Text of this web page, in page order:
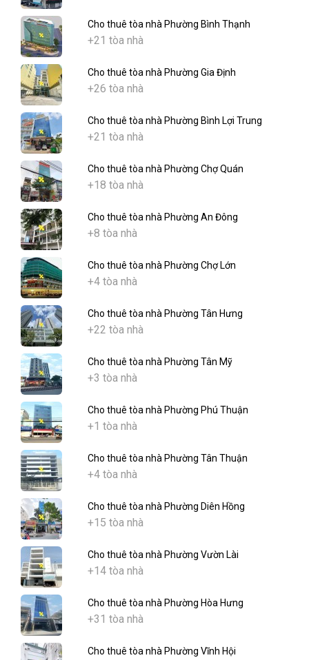
Cho thuê tòa nhà Phường Bình Thạnh
+21 tòa nhà
Cho thuê tòa nhà Phường Gia Định
+26 tòa nhà
Cho thuê tòa nhà Phường Bình Lợi Trung
+21 tòa nhà
Cho thuê tòa nhà Phường Chợ Quán
+18 tòa nhà
Cho thuê tòa nhà Phường An Đông
+8 tòa nhà
Cho thuê tòa nhà Phường Chợ Lớn
+4 tòa nhà
Cho thuê tòa nhà Phường Tân Hưng
+22 tòa nhà
Cho thuê tòa nhà Phường Tân Mỹ
+3 tòa nhà
Cho thuê tòa nhà Phường Phú Thuận
+1 tòa nhà
Cho thuê tòa nhà Phường Tân Thuận
+4 tòa nhà
Cho thuê tòa nhà Phường Diên Hồng
+15 tòa nhà
Cho thuê tòa nhà Phường Vườn Lài
+14 tòa nhà
Cho thuê tòa nhà Phường Hòa Hưng
+31 tòa nhà
Cho thuê tòa nhà Phường Vĩnh Hội